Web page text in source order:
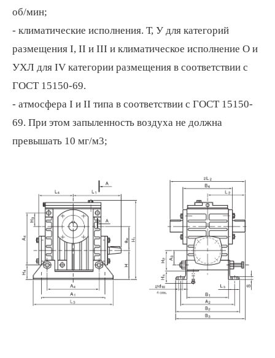
об/мин;
- климатические исполнения. Т, У для категорий
размещения I, II и III и климатическое исполнение О и
УХЛ для IV категории размещения в соответствии с
ГОСТ 15150-69.
- атмосфера I и II типа в соответствии с ГОСТ 15150-
69. При этом запыленность воздуха не должна
превышать 10 мг/м3;